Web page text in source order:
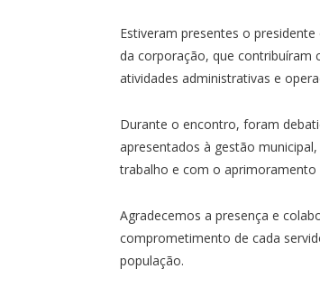
Estiveram presentes o
da corporação, que contribuíram
atividades administrativas e
Durante o encontro, foram
apresentados à gestão
trabalho e com o aprimoramento
Agradecemos a presença e
comprometimento de cada
população.